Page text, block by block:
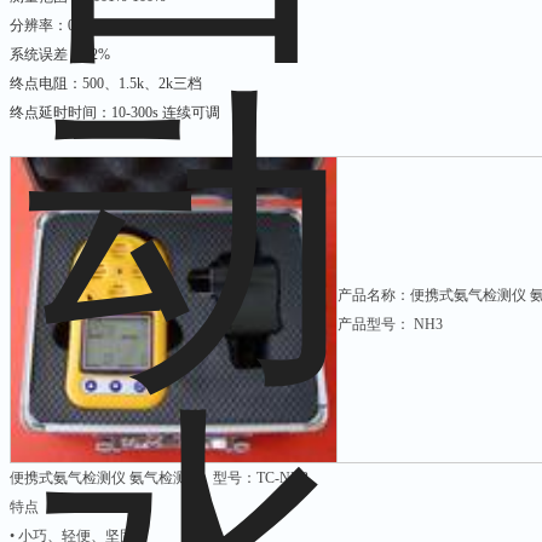
分辨率：0.01ml
系统误差：≤2%
终点电阻：500、1.5k、2k三档
终点延时时间：10-300s 连续可调
产品名称：便携式氨气检测仪
产品型号： NH3
便携式氨气检测仪 氨气检测仪 型号：TC-NH3
特点
• 小巧、轻便、坚固